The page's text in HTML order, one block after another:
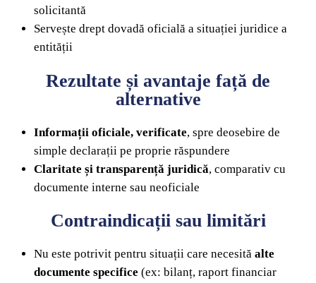
solicitantă
Servește drept dovadă oficială a situației juridice a
entității
Rezultate și avantaje față de
alternative
Informații oficiale, verificate, spre deosebire de
simple declarații pe proprie răspundere
Claritate și transparență juridică, comparativ cu
documente interne sau neoficiale
Contraindicații sau limitări
Nu este potrivit pentru situații care necesită alte
documente specifice (ex: bilanț, raport financiar